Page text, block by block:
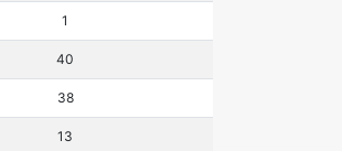
1
40
38
13